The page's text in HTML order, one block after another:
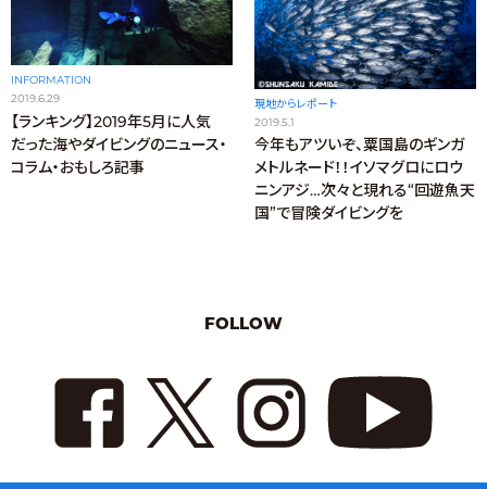
INFORMATION
2019.6.29
【ランキング】2019年5月に人気
だった海やダイビングのニュース・
コラム・おもしろ記事
現地からレポート
2019.5.1
今年もアツいぞ、粟国島のギンガ
メトルネード！！イソマグロにロウ
ニンアジ…次々と現れる“回遊魚天
国”で冒険ダイビングを
FOLLOW